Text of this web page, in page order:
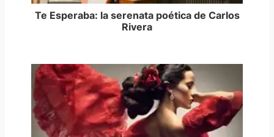
Te Esperaba: la serenata poética de Carlos
Rivera